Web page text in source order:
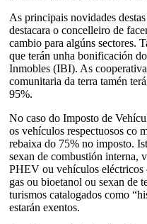
As principais novidades
destacara o concelleiro de
cambio para algúns sectores.
que terán unha bonificación
Inmobles (IBI). As
comunitaria da terra tamén
95%.
No caso do Imposto de
os vehículos respectuosos co
rebaixa do 75% no imposto.
sexan de combustión interna,
PHEV ou vehículos eléctricos
gas ou bioetanol ou sexan de
turismos catalogados como
estarán exentos.